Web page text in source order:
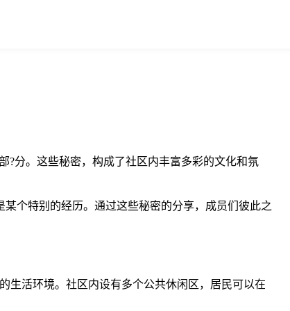
?分。这些秘密，构成了社区内丰富多彩的文化和氛
个特别的经历。通过这些秘密的分享，成员们彼此之
生活环境。社区内设有多个公共休闲区，居民可以在